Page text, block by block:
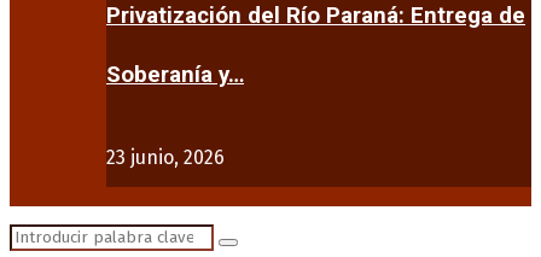
Privatización del Río Paraná: Entrega de
Soberanía y…
23 junio, 2026
Search
Search